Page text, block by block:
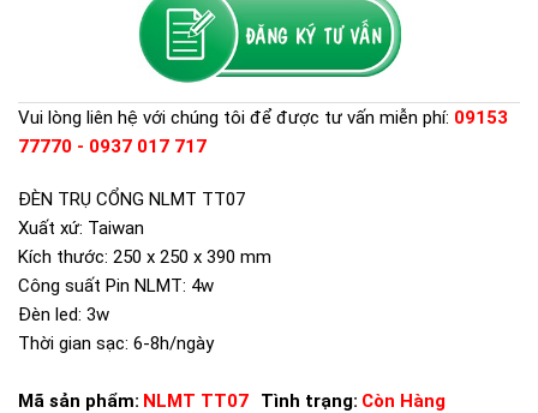
Vui lòng liên hệ với chúng tôi để được tư vấn miễn phí: 09153
77770 - 0937 017 717
ĐÈN TRỤ CỔNG NLMT TT07
Xuất xứ: Taiwan
Kích thước: 250 x 250 x 390 mm
Công suất Pin NLMT: 4w
Đèn led: 3w
Thời gian sạc: 6-8h/ngày
Mã sản phẩm: NLMT TT07 Tình trạng: Còn Hàng